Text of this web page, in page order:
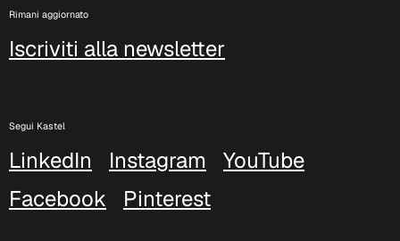
Rimani aggiornato
Iscriviti alla newsletter
Segui Kastel
LinkedIn Instagram
YouTube
Facebook
Pinterest